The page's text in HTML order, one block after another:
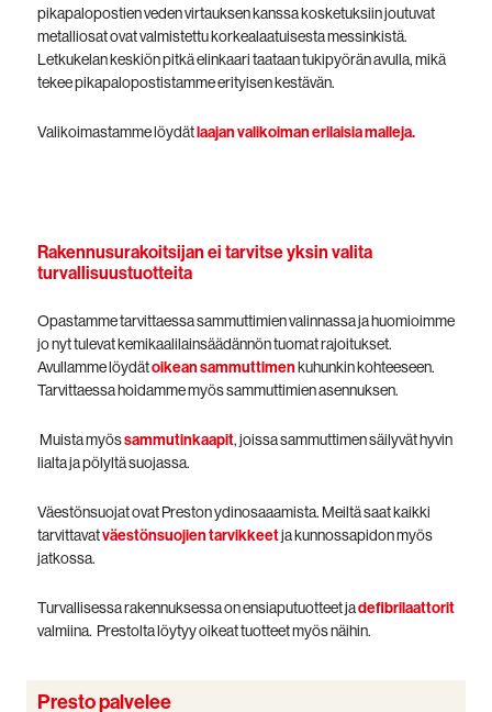
pikapalopostien veden virtauksen kanssa kosketuksiin joutuvat
metalliosat ovat valmistettu korkealaatuisesta messinkistä.
Letkukelan keskiön pitkä elinkaari taataan tukipyörän avulla, mikä
tekee pikapalopostistamme erityisen kestävän.
Valikoimastamme löydätlaajan valikoiman erilaisia malleja.
Rakennusurakoitsijan ei tarvitse yksin valita
turvallisuustuotteita
Opastamme tarvittaessa sammuttimien valinnassa ja huomioimme
jo nyt tulevat kemikaalilainsäädännön tuomat rajoitukset.
Avullamme löydätoikean sammuttimenkuhunkin kohteeseen.
Tarvittaessa hoidamme myös sammuttimien asennuksen.
Muista myössammutinkaapit, joissa sammuttimen säilyvät hyvin
lialta ja pölyltä suojassa.
Väestönsuojat ovat Preston ydinosaaamista. Meiltä saat kaikki
tarvittavatväestönsuojien tarvikkeetja kunnossapidon myös
jatkossa.
Turvallisessa rakennuksessa on ensiaputuotteet jadefibrilaattorit
valmiina. Prestolta löytyy oikeat tuotteet myös näihin.
Presto palvelee